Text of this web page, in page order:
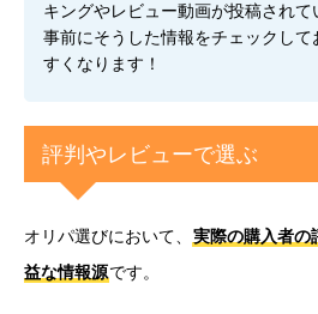
キングやレビュー動画が投稿されて
事前にそうした情報をチェックし
すくなります！
評判やレビューで選ぶ
オリパ選びにおいて、 実際の購入者の
益な情報源です。